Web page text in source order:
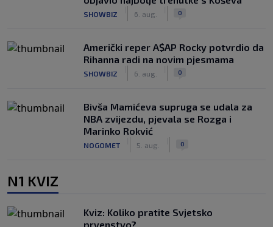
SHOWBIZ 6. aug. 0
Američki reper A$AP Rocky potvrdio da
Rihanna radi na novim pjesmama
SHOWBIZ 6. aug. 0
Bivša Mamićeva supruga se udala za
NBA zvijezdu, pjevala se Rozga i
Marinko Rokvić
NOGOMET 5. aug. 0
N1 KVIZ
Kviz: Koliko pratite Svjetsko
prvenstvo?